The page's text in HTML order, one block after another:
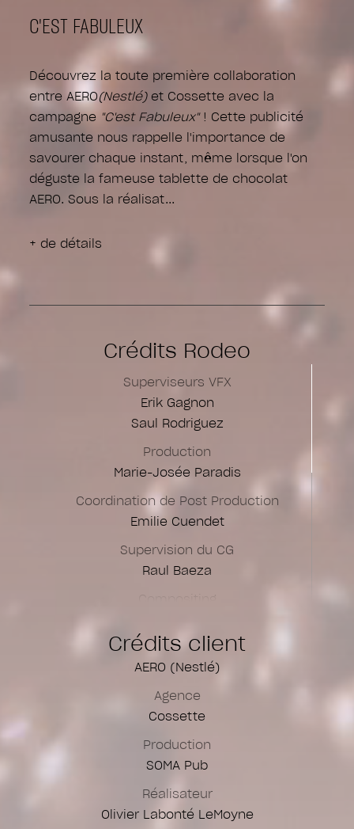
C'EST FABULEUX
Découvrez la toute première collaboration
entre AERO(Nestlé)et Cossette avec la
campagne "C'est Fabuleux" ! Cette publicité
amusante nous rappelle l'importance de
savourer chaque instant, même lorsque l'on
déguste la fameuse tablette de chocolat
AERO. Sous la réalisat
+ de détails
Crédits Rodeo
Superviseurs VFX
Erik Gagnon
Saul Rodriguez
Production
Marie-Josée Paradis
Coordination de Post Production
Emilie Cuendet
Supervision du CG
Raul Baeza
Aurélie Lafitte
Camille Potvin
Saul Rodriguez
Alexandre Delaporte
Eddy Chan
Montage Online
Camille Potvin
Crédits client
AERO (Nestlé)
Agence
Cossette
Production
SOMA Pub
Réalisateur
Olivier Labonté LeMoyne